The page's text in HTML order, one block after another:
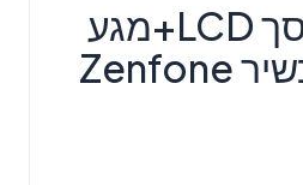
החלפת מסך LCD+מגע
מקורי למכשיר Zenfone